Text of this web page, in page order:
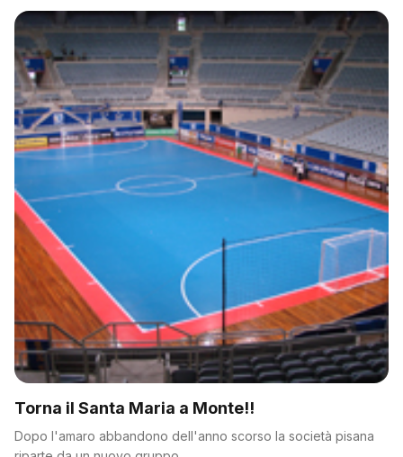
Torna il Santa Maria a Monte!!
Dopo l'amaro abbandono dell'anno scorso la società pisana